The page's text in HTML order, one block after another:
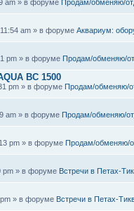
am » в форуме Продам/обменяю/
am » в форуме Аквариум:
pm » в форуме Продам/обменяю/
BC 1500
pm » в форуме Продам/обменяю/
am » в форуме Продам/обменяю/
pm » в форуме Продам/обменяю/
pm » в форуме Встречи в Петах-
» в форуме Встречи в Петах-